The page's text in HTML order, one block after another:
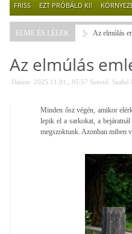
FRISS EZT PRÓBÁLD KI!
ELME ÉS LÉLEK Az elmúlás
Az elmúlás
Dátum: 2025.11.01., 05:57 Szerző: Szabó
Minden ősz végén, amikor
lepik el a sarkokat, a
megszoktunk. Azonban miben